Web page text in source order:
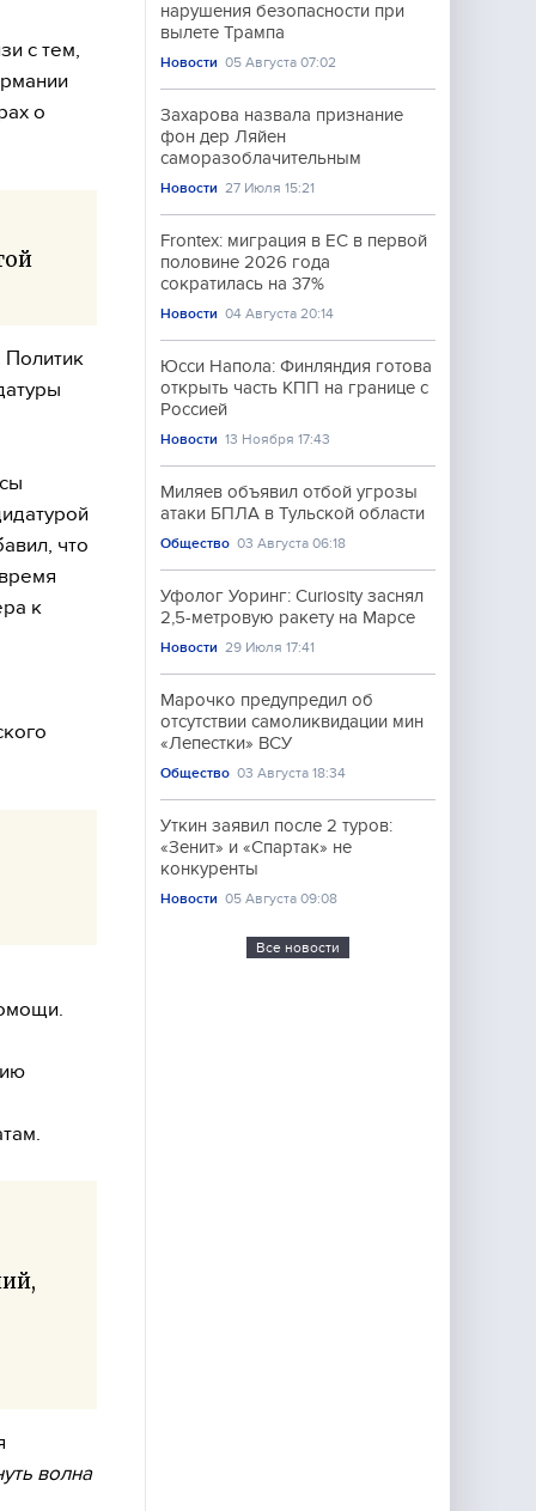
с тем,
о
Политик
что
к
волна
нарушения безопасности при
вылете Трампа
Новости 05 Августа 07:02
Захарова назвала признание
фон дер Ляйен
саморазоблачительным
Новости 27 Июля 15:21
Frontex: миграция в ЕС в первой
половине 2026 года
сократилась на 37%
Новости 04 Августа 20:14
Юсси Напола: Финляндия готова
открыть часть КПП на границе с
Россией
Новости 13 Ноября 17:43
Миляев объявил отбой угрозы
атаки БПЛА в Тульской области
Общество 03 Августа 06:18
Уфолог Уоринг: Curiosity заснял
2,5-метровую ракету на Марсе
Новости 29 Июля 17:41
Марочко предупредил об
отсутствии самоликвидации мин
«Лепестки» ВСУ
Общество 03 Августа 18:34
Уткин заявил после 2 туров:
«Зенит» и «Спартак» не
конкуренты
Новости 05 Августа 09:08
Все новости